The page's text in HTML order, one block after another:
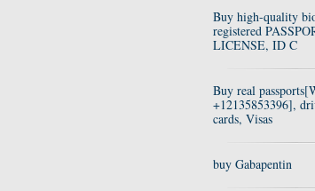
Buy high-quality
registered
LICENSE, ID C
Buy real
+12135853396],
cards, Visas
buy Gabapentin